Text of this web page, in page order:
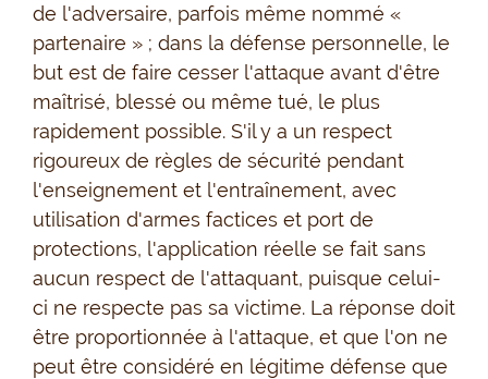
de l'adversaire, parfois même nommé «
partenaire » ; dans la défense personnelle, le
but est de faire cesser l'attaque avant d'être
maîtrisé, blessé ou même tué, le plus
rapidement possible. S'il y a un respect
rigoureux de règles de sécurité pendant
l'enseignement et l'entraînement, avec
utilisation d'armes factices et port de
protections, l'application réelle se fait sans
aucun respect de l'attaquant, puisque celui-
ci ne respecte pas sa victime. La réponse doit
être proportionnée à l'attaque, et que l'on ne
peut être considéré en légitime défense que